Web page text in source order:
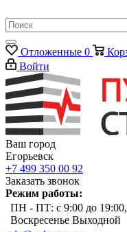
Отложенные 0
Войти
Ваш город
Егорьевск
+7 499 350 00 92
Заказать звонок
Режим работы:
ПН - ПТ: с 9:00 до
Воскресенье Выходной